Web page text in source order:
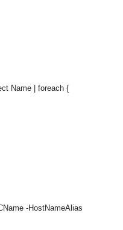
Name | foreach {
-HostNameAlias